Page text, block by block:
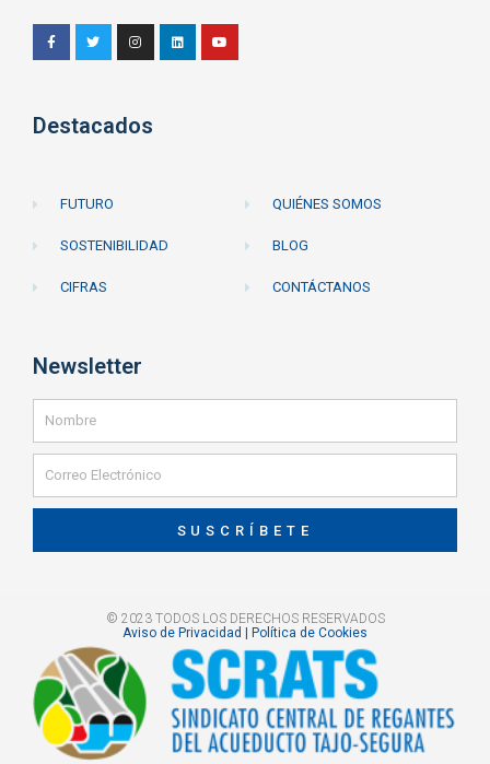
Destacados
FUTURO
SOSTENIBILIDAD
CIFRAS
QUIÉNES SOMOS
BLOG
CONTÁCTANOS
Newsletter
SUSCRÍBETE
© 2023 TODOS LOS DERECHOS RESERVADOS
Aviso de Privacidad | Política de Cookies